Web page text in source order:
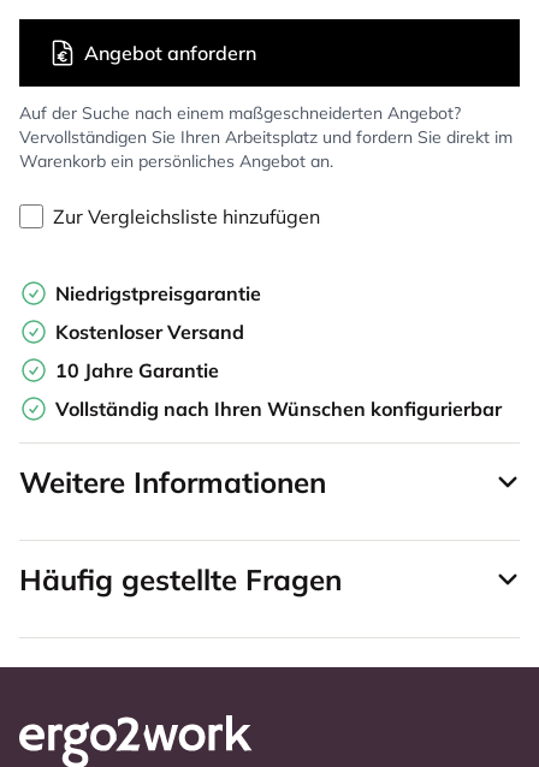
Auf der Suche nach einem maßgeschneiderten Angebot?
Vervollständigen Sie Ihren Arbeitsplatz und fordern Sie direkt im
Warenkorb ein persönliches Angebot an.
Angebot anfordern
Zur Vergleichsliste hinzufügen
Niedrigstpreisgarantie
Kostenloser Versand
10 Jahre Garantie
Vollständig nach Ihren Wünschen konfigurierbar
Weitere Informationen
Häufig gestellte Fragen